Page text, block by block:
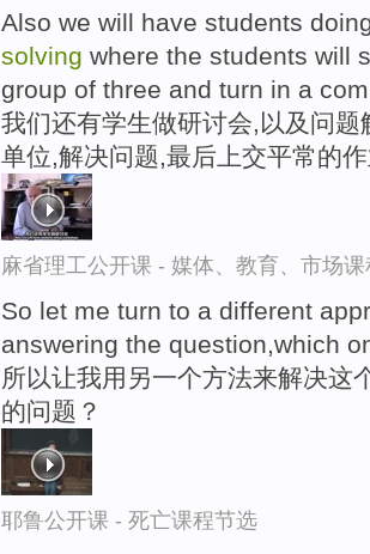
Also we will have students
solving where the students will
group of three and turn in a
我们还有学生做研讨会,以及问
单位,解决问题,最后上交平常的
麻省理工公开课 - 媒体、教育、市场
So let me turn to a different
answering the question,which
所以让我用另一个方法来解决这
的问题？
耶鲁公开课 - 死亡课程节选